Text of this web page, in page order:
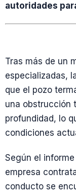
autoridades
Tras más de un
especializadas,
que el pozo
una obstrucción
profundidad, lo
condiciones
Según el
empresa
conducto se